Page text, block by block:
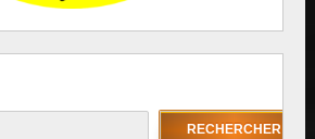
RECHERCHER